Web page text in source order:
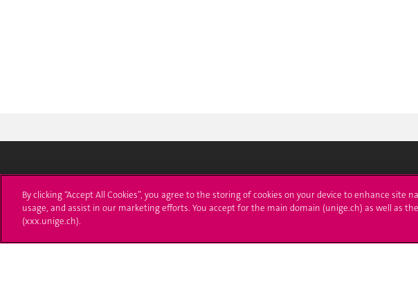
Université de Genève
24 rue du Général-Dufour
T. +41 (0)22 379 71 11
S'inscrire à l'UNIGE
Immatriculations
Démarches administratives
By clicking “Accept All Cookies”, you agree to the storing of cookies on your device to enhance site
usage, and assist in our marketing efforts. You accept for the main domain (unige.ch) as well as
(xxx.unige.ch).